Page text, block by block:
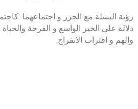
رؤية البسلة مع الجزر و اجتماعهما
دلالة على الخير الواسع و الفرحة
والهم و اقتراب الانفراج.